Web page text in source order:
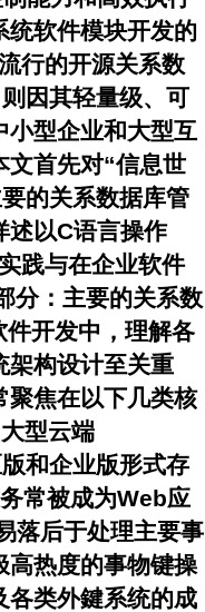
统软件模块开发的
行的开源关系数
因其轻量级、可
小型企业和大型互
文首先对“信息世
的关系数据库管
述以C语言操作
践与在企业软件
分：主要的关系数
开发中，理解各
架构设计至关重
聚焦在以下几类核
型云端
版和企业版形式存
常被成为Web应
落后于处理主要事
高热度的事物键操
各类外鍵系统的成